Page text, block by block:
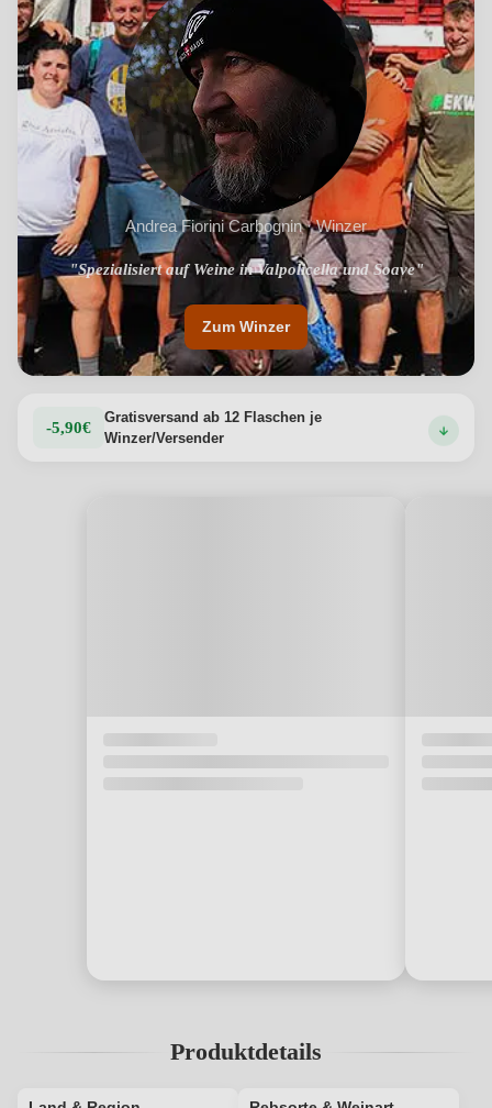
Andrea Fiorini Carbognin · Winzer
"Spezialisiert auf Weine in Valpolicella und Soave"
"Fokus auf Garganega, Corvina und Rondinella"
Zum Winzer
-5,90€
Gratisversand ab 12 Flaschen je
Winzer/Versender
Produktdetails